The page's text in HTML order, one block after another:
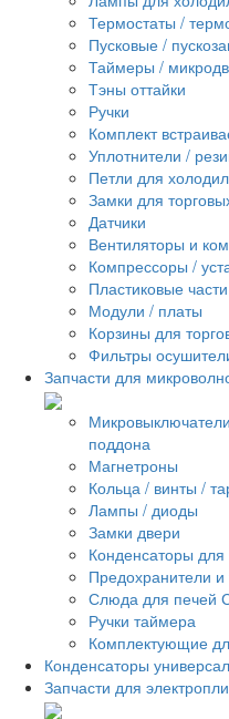
Термостаты /
Пусковые /
Таймеры /
Тэны оттайки
Ручки
Комплект
Уплотнители /
Петли для
Замки для
Датчики
Вентиляторы и
Компрессоры /
Пластиковые
Модули / платы
Корзины для
Фильтры
Запчасти для
поддона
Магнетроны
Кольца / винты /
Лампы / диоды
Замки двери
Конденсаторы
Предохранители
Слюда для печей
Ручки таймера
Комплектующие
Конденсаторы
Запчасти для